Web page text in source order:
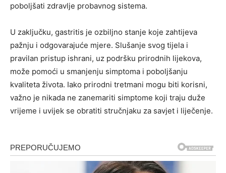
poboljšati zdravlje probavnog sistema.
U zaključku, gastritis je ozbiljno stanje koje zahtijeva
pažnju i odgovarajuće mjere. Slušanje svog tijela i
pravilan pristup ishrani, uz podršku prirodnih lijekova,
može pomoći u smanjenju simptoma i poboljšanju
kvaliteta života. Iako prirodni tretmani mogu biti korisni,
važno je nikada ne zanemariti simptome koji traju duže
vrijeme i uvijek se obratiti stručnjaku za savjet i liječenje.